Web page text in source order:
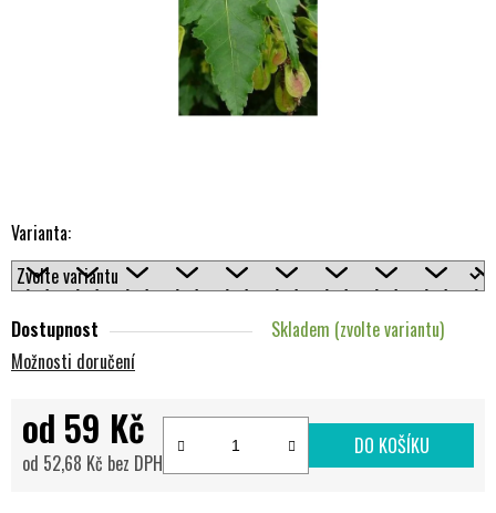
Varianta:
Dostupnost
Skladem (zvolte variantu)
Možnosti doručení
od 59 Kč
od 52,68 Kč bez DPH
DO KOŠÍKU